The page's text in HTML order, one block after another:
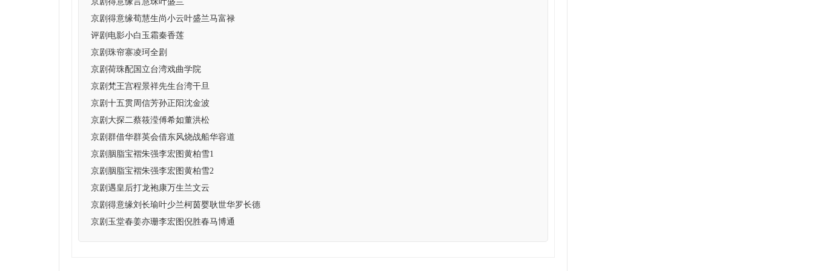
京剧得意缘荀慧生尚小云叶盛兰马富禄
评剧电影小白玉霜秦香莲
京剧珠帘寨凌珂全剧
京剧荷珠配国立台湾戏曲学院
京剧梵王宫程景祥先生台湾干旦
京剧十五贯周信芳孙正阳沈金波
京剧大探二蔡筱滢傅希如董洪松
京剧群借华群英会借东风烧战船华容道
京剧胭脂宝褶朱强李宏图黄柏雪1
京剧胭脂宝褶朱强李宏图黄柏雪2
京剧遇皇后打龙袍康万生兰文云
京剧得意缘刘长瑜叶少兰柯茵婴耿世华罗长德
京剧玉堂春姜亦珊李宏图倪胜春马博通